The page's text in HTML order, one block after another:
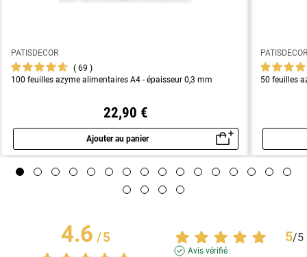
PATISDECOR
69
100 feuilles azyme alimentaires A4 - épaisseur 0,3 mm
22,90 €
Ajouter au panier
Aperçu rapide
50 feuilles
4.6/5 5/5
Avis vérifié